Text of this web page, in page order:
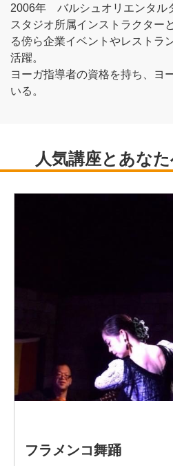
2006年 バルシュオリエンタ
スタジオ所属インストラクター
る傍ら企業イベントやレストラ
活躍。
ヨーガ指導者の資格を持ち、ヨ
いる。